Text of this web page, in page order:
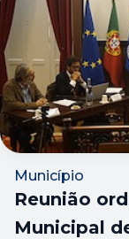
Município
Reunião
Municipal